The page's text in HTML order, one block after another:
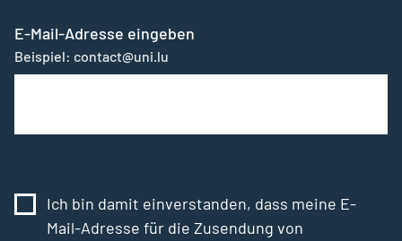
E-Mail-Adresse eingeben
Beispiel: contact@uni.lu
Ich bin damit einverstanden, dass meine E-
Mail-Adresse für die Zusendung von